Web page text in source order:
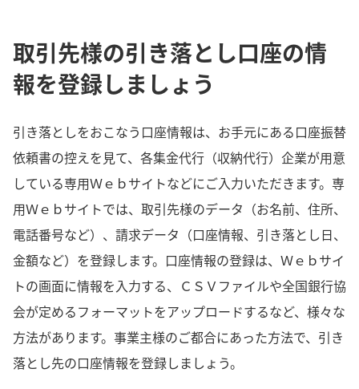
取引先様の引き落とし口座の情
報を登録しましょう
引き落としをおこなう口座情報は、お手元にある口座振替
依頼書の控えを見て、各集金代行（収納代行）企業が用意
している専用Ｗｅｂサイトなどにご入力いただきます。専
用Ｗｅｂサイトでは、取引先様のデータ（お名前、住所、
電話番号など）、請求データ（口座情報、引き落とし日、
金額など）を登録します。口座情報の登録は、Ｗｅｂサイ
トの画面に情報を入力する、ＣＳＶファイルや全国銀行協
会が定めるフォーマットをアップロードするなど、様々な
方法があります。事業主様のご都合にあった方法で、引き
落とし先の口座情報を登録しましょう。